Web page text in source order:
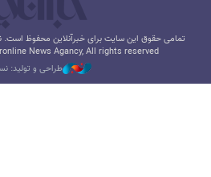
تمامی حقوق این سایت برای خبرآنلاین محفوظ است.
News Agancy, All rights reserved
طراحی و تولید: